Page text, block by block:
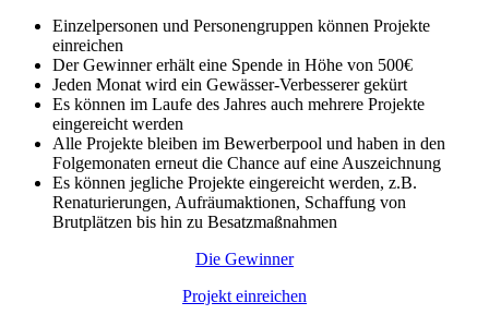
Einzelpersonen und Personengruppen können Projekte
einreichen
Der Gewinner erhält eine Spende in Höhe von 500€
Jeden Monat wird ein Gewässer-Verbesserer gekürt
Es können im Laufe des Jahres auch mehrere Projekte
eingereicht werden
Alle Projekte bleiben im Bewerberpool und haben in den
Folgemonaten erneut die Chance auf eine Auszeichnung
Es können jegliche Projekte eingereicht werden, z.B.
Renaturierungen, Aufräumaktionen, Schaffung von
Brutplätzen bis hin zu Besatzmaßnahmen
Die Gewinner
Projekt einreichen